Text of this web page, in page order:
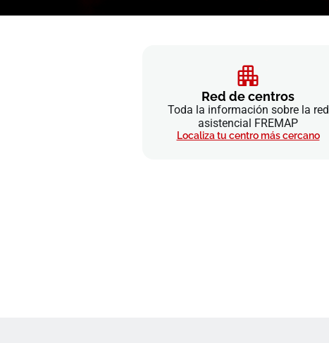
Red de centros
Toda la información sobre la red
asistencial FREMAP
Localiza tu centro más cercano